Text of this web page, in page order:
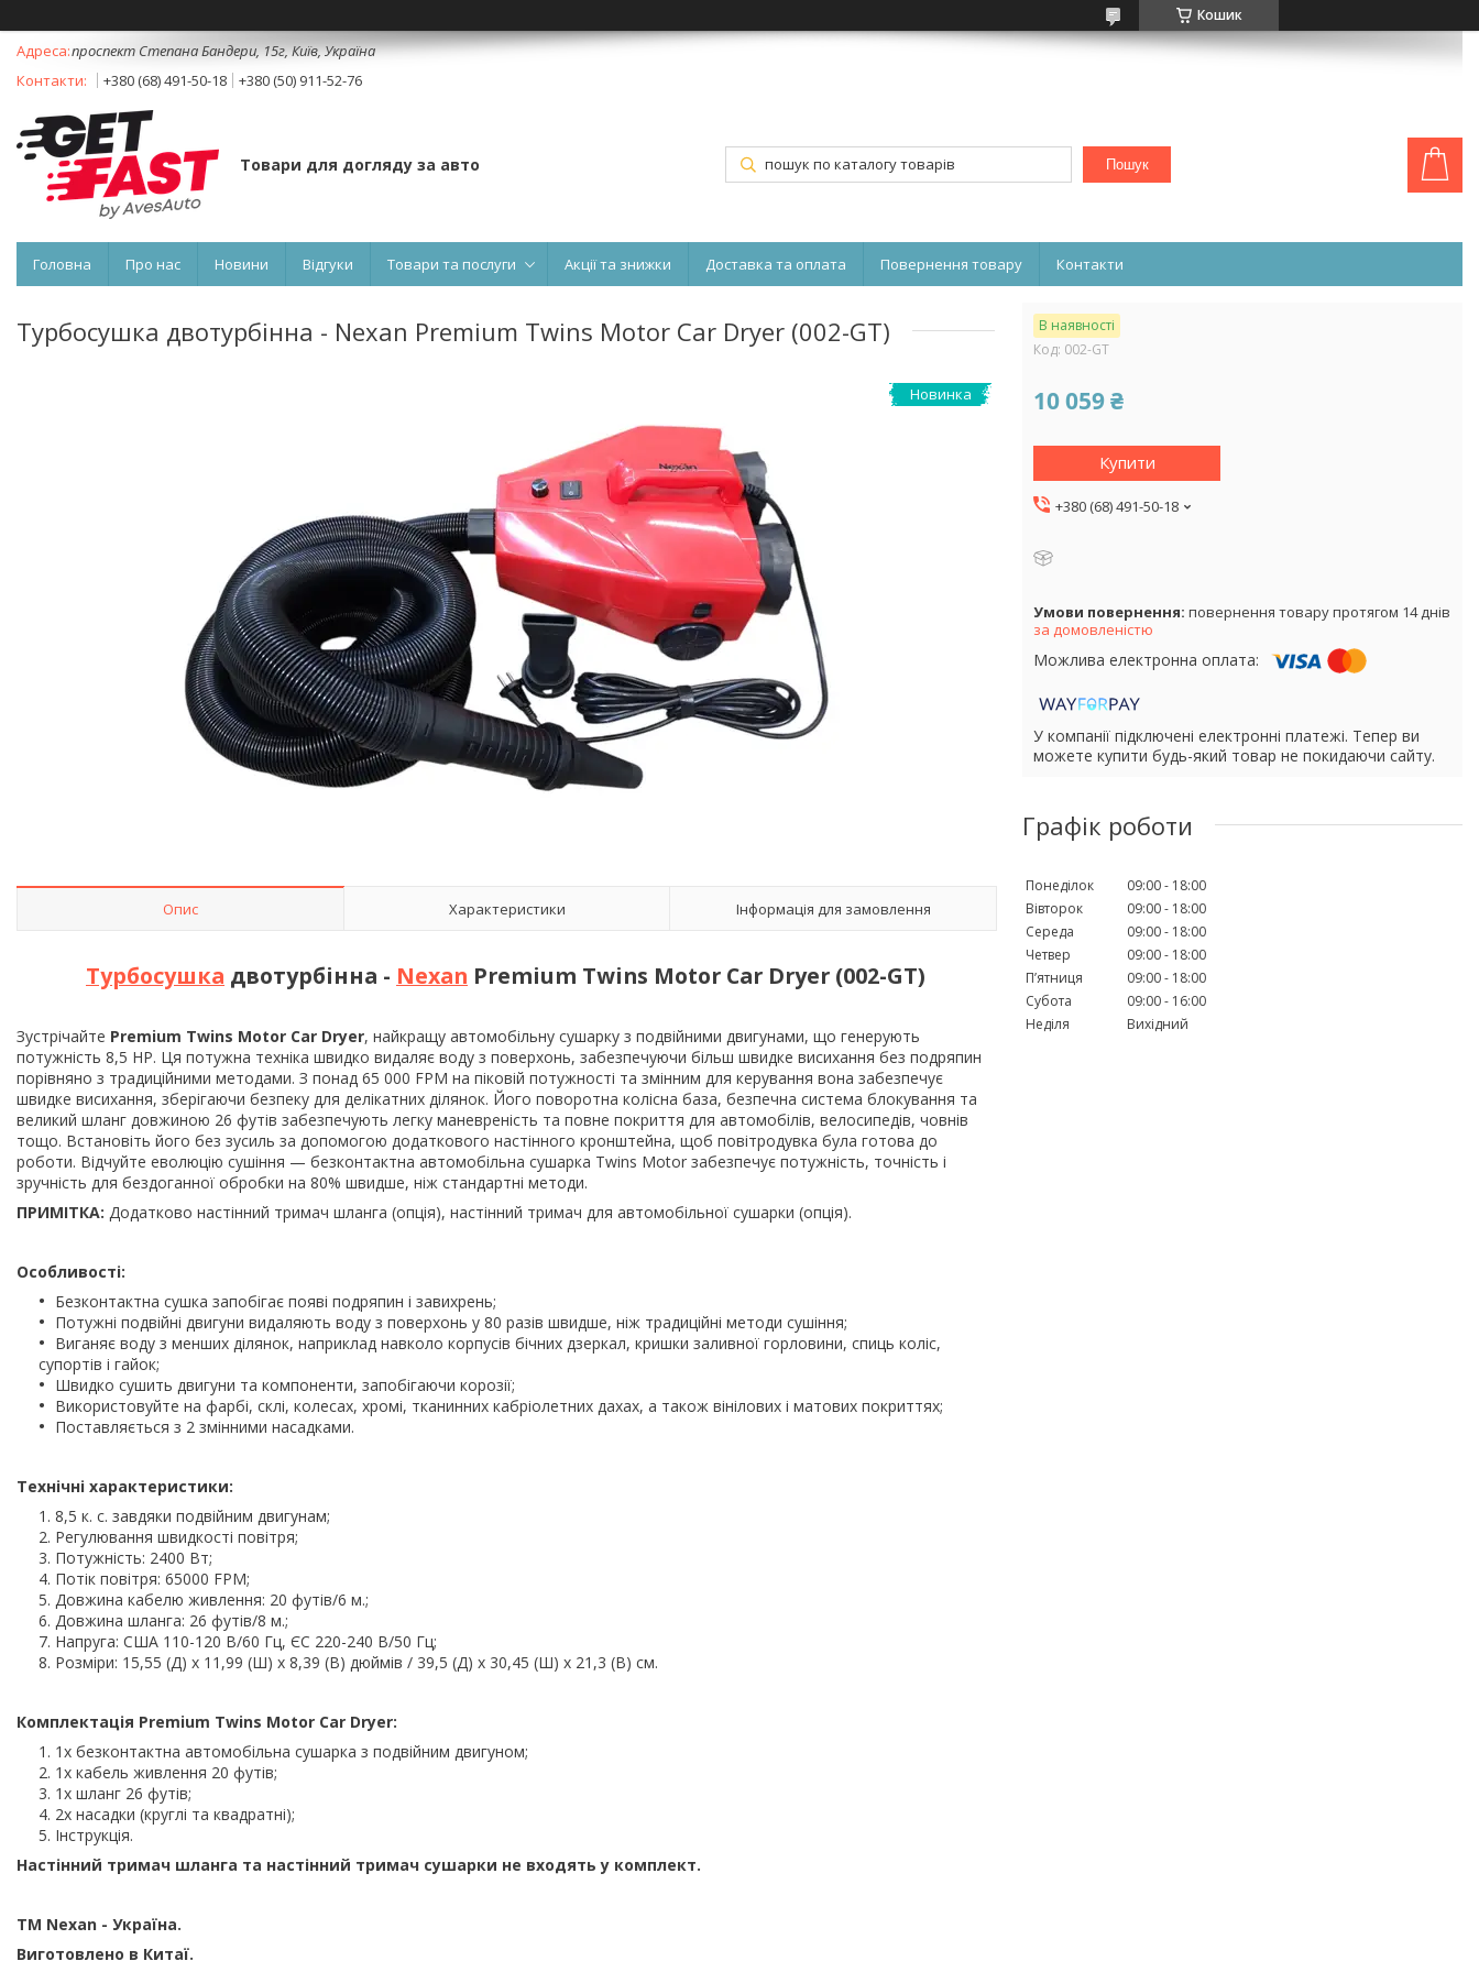
Кошик
проспект Степана Бандери, 15г, Київ, Україна
+380 (68) 491-50-18
+380 (50) 911-52-76
Товари для догляду за авто Пошук
Головна Про нас Новини Відгуки Товари та послуги Акції та знижки Доставка та оплата Повернення товару Контакти
Турбосушка двотурбінна - Nexan Premium Twins Motor Car Dryer (002-GT)
Новинка
Опис Характеристики Інформація для замовлення
Турбосушка двотурбінна - Nexan Premium Twins Motor Car Dryer (002-GT)
Зустрічайте Premium Twins Motor Car Dryer, найкращу автомобільну сушарку з подвійними двигунами, що генерують
потужність 8,5 HP. Ця потужна техніка швидко видаляє воду з поверхонь, забезпечуючи більш швидке висихання без подряпин
порівняно з традиційними методами. З понад 65 000 FPM на піковій потужності та змінним для керування вона забезпечує
швидке висихання, зберігаючи безпеку для делікатних ділянок. Його поворотна колісна база, безпечна система блокування та
великий шланг довжиною 26 футів забезпечують легку маневреність та повне покриття для автомобілів, велосипедів, човнів
тощо. Встановіть його без зусиль за допомогою додаткового настінного кронштейна, щоб повітродувка була готова до
роботи. Відчуйте еволюцію сушіння — безконтактна автомобільна сушарка Twins Motor забезпечує потужність, точність і
зручність для бездоганної обробки на 80% швидше, ніж стандартні методи.
ПРИМІТКА: Додатково настінний тримач шланга (опція), настінний тримач для автомобільної сушарки (опція).
Особливості:
Безконтактна сушка запобігає появі подряпин і завихрень;
Потужні подвійні двигуни видаляють воду з поверхонь у 80 разів швидше, ніж традиційні методи сушіння;
Виганяє воду з менших ділянок, наприклад навколо корпусів бічних дзеркал, кришки заливної горловини, спиць коліс,
супортів і гайок;
Швидко сушить двигуни та компоненти, запобігаючи корозії;
Використовуйте на фарбі, склі, колесах, хромі, тканинних кабріолетних дахах, а також вінілових і матових покриттях;
Поставляється з 2 змінними насадками.
Технічні характеристики:
8,5 к. с. завдяки подвійним двигунам;
Регулювання швидкості повітря;
Потужність: 2400 Вт;
Потік повітря: 65000 FPM;
Довжина кабелю живлення: 20 футів/6 м.;
Довжина шланга: 26 футів/8 м.;
Напруга: США 110-120 В/60 Гц, ЄС 220-240 В/50 Гц;
Розміри: 15,55 (Д) x 11,99 (Ш) x 8,39 (В) дюймів / 39,5 (Д) x 30,45 (Ш) x 21,3 (В) см.
Комплектація Premium Twins Motor Car Dryer:
1х безконтактна автомобільна сушарка з подвійним двигуном;
1x кабель живлення 20 футів;
1x шланг 26 футів;
2х насадки (круглі та квадратні);
Інструкція.
Настінний тримач шланга та настінний тримач сушарки не входять у комплект.
ТМ Nexan - Україна.
Виготовлено в Китаї.
В наявності
Код: 002-GT
10 059 ₴
Купити
+380 (68) 491-50-18
повернення товару протягом 14 днів
за домовленістю
У компанії підключені електронні платежі. Тепер ви
можете купити будь-який товар не покидаючи сайту.
Графік роботи
Понеділок 09:00
18:00
Вівторок
09:00
18:00
Середа
09:00
18:00
Четвер
09:00
18:00
Пʼятниця
09:00
18:00
Субота
09:00
16:00
Неділя
Вихідний